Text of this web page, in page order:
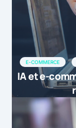
E-COMMERCE
IA et e-